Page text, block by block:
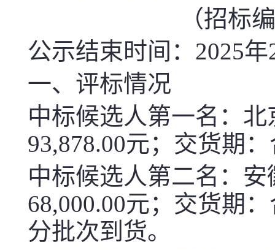
（招标
公示结束时间：2025年
一、评标情况
中标候选人第一名：
93,878.00元；交货期
中标候选人第二名：
68,000.00元；交货期
分批次到货。